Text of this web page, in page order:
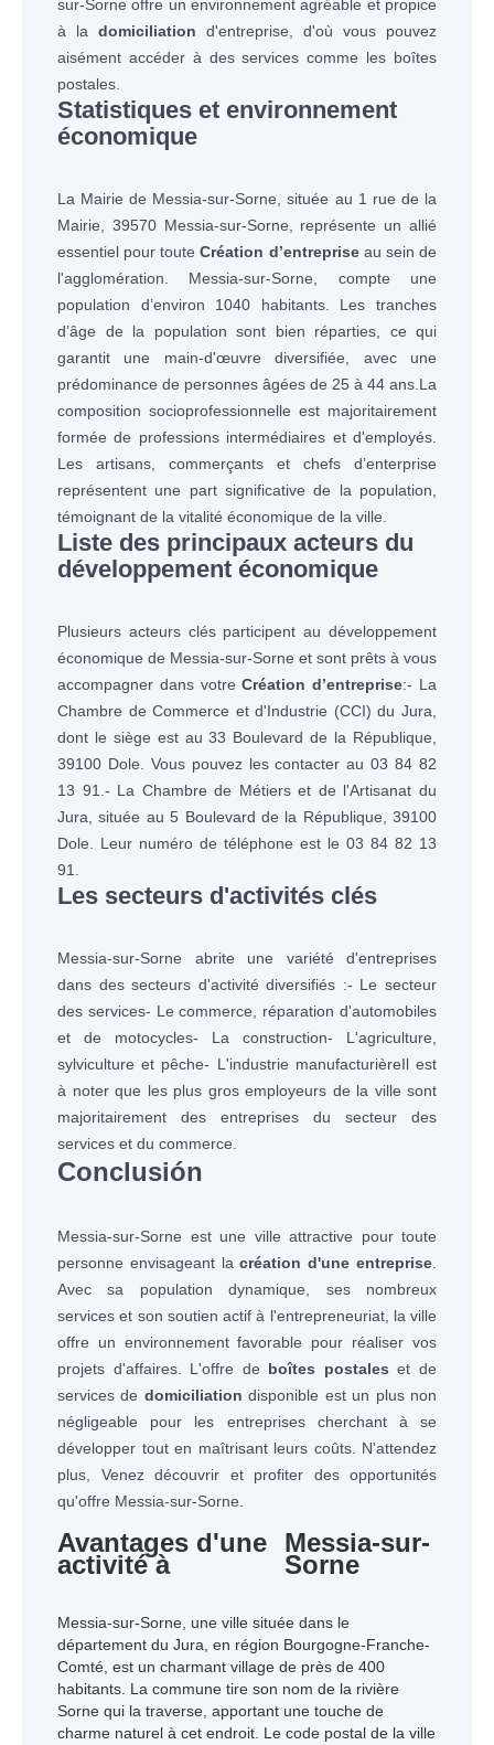
sur-Sorne offre un environnement agréable et propice
à la domiciliation d'entreprise, d'où vous pouvez
aisément accéder à des services comme les boîtes
postales.
Statistiques et environnement
économique
La Mairie de Messia-sur-Sorne, située au 1 rue de la
Mairie, 39570 Messia-sur-Sorne, représente un allié
essentiel pour touteCréation d’entrepriseau sein de
l'agglomération. Messia-sur-Sorne, compte une
population d’environ 1040 habitants. Les tranches
d’âge de la population sont bien réparties, ce qui
garantit une main-d'œuvre diversifiée, avec une
prédominance de personnes âgées de 25 à 44 ans.La
composition socioprofessionnelle est majoritairement
formée de professions intermédiaires et d'employés.
Les artisans, commerçants et chefs d’enterprise
représentent une part significative de la population,
témoignant de la vitalité économique de la ville.
Liste des principaux acteurs du
développement économique
Plusieurs acteurs clés participent au développement
économique de Messia-sur-Sorne et sont prêts à vous
accompagner dans votreCréation d’entreprise:- La
Chambre de Commerce et d'Industrie (CCI) du Jura,
dont le siège est au 33 Boulevard de la République,
39100 Dole. Vous pouvez les contacter au 03 84 82
13 91.- La Chambre de Métiers et de l'Artisanat du
Jura, située au 5 Boulevard de la République, 39100
Dole. Leur numéro de téléphone est le 03 84 82 13
91.
Les secteurs d'activités clés
Messia-sur-Sorne abrite une variété d'entreprises
dans des secteurs d'activité diversifiés :- Le secteur
des services- Le commerce, réparation d'automobiles
et de motocycles- La construction- L'agriculture,
sylviculture et pêche- L'industrie manufacturièreIl est
à noter que les plus gros employeurs de la ville sont
majoritairement des entreprises du secteur des
services et du commerce.
Conclusión
Messia-sur-Sorne est une ville attractive pour toute
personne envisageant lacréation d'une entreprise
Avec sa population dynamique, ses nombreux
services et son soutien actif à l'entrepreneuriat, la ville
offre un environnement favorable pour réaliser vos
projets d'affaires. L'offre de boîtes postales et de
services de domiciliation disponible est un plus non
négligeable pour les entreprises cherchant à se
développer tout en maîtrisant leurs coûts. N'attendez
plus, Venez découvrir et profiter des opportunités
qu'offre Messia-sur-Sorne.
Avantages d'une
activité à
Messia-sur-
Sorne
Messia-sur-Sorne, une ville située dans le
département du Jura, en région Bourgogne-Franche-
Comté, est un charmant village de près de 400
habitants. La commune tire son nom de la rivière
Sorne qui la traverse, apportant une touche de
charme naturel à cet endroit. Le code postal de la ville